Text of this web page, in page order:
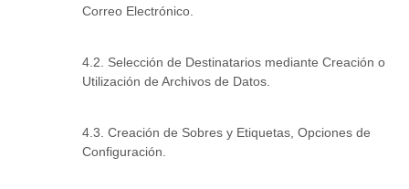
Correo Electrónico.
4.2. Selección de Destinatarios mediante Creación o
Utilización de Archivos de Datos.
4.3. Creación de Sobres y Etiquetas, Opciones de
Configuración.